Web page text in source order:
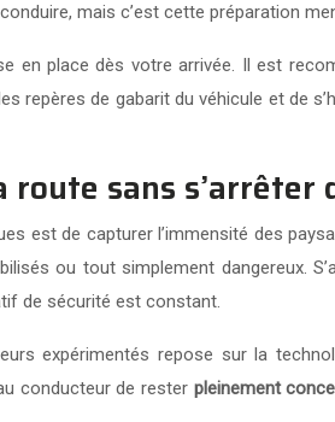
mais c’est cette préparation
place dès votre arrivée. Il est
repères de gabarit du véhicule et de
sans
est de capturer l’immensité des
ou tout simplement dangereux.
de sécurité est constant.
expérimentés repose sur la
conducteur de rester pleinement